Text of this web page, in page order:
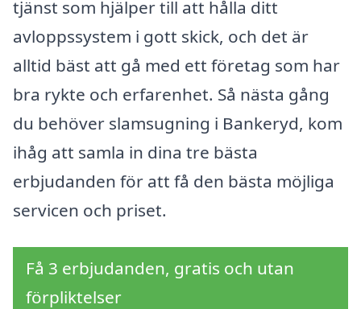
tjänst som hjälper till att hålla ditt
avloppssystem i gott skick, och det är
alltid bäst att gå med ett företag som har
bra rykte och erfarenhet. Så nästa gång
du behöver slamsugning i Bankeryd, kom
ihåg att samla in dina tre bästa
erbjudanden för att få den bästa möjliga
servicen och priset.
Få 3 erbjudanden, gratis och utan
förpliktelser